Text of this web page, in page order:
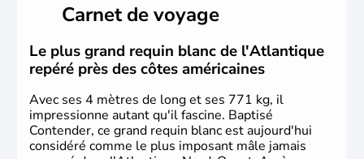
Plusieurs populations se sont succédées avant l'arrivée
des européens, suite à la découverte du continent par
Christophe Colomb en 1492. Les 13 colonies
britanniques proclament la Déclaration d'indépendance
en 1776 et adoptent leur première constitution en 1787.
La conquête de l'Ouest marque ensuite l'entrée dans une
phase de développement intense.
Carnet de voyage
Le plus grand requin blanc de l'Atlantique
repéré près des côtes américaines
Avec ses 4 mètres de long et ses 771 kg, il
impressionne autant qu'il fascine. Baptisé
Contender, ce grand requin blanc est aujourd'hui
considéré comme le plus imposant mâle jamais